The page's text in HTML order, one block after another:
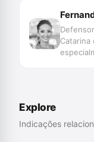
Catarina
Explore
Indicações